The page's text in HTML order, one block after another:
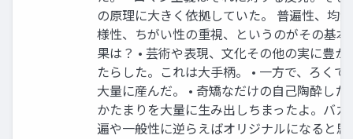
の原理に大きく依拠していた。 普遍性、均
様性、ちがい性の重視、というのがその基
果は？ • 芸術や表現、文化その他の実に豊
たらした。これは大手柄。 • 一方で、ろくで
大量に産んだ。 • 奇矯なだけの自己陶酔し
かたまりを大量に生み出しちまったよ。バ
遍や一般性に逆らえばオリジナルになると